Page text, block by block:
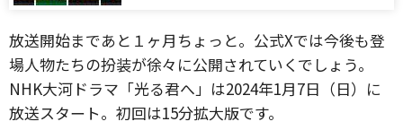
放送開始まであと１ヶ月ちょっと。公式Xでは今後も登
場人物たちの扮装が徐々に公開されていくでしょう。
NHK大河ドラマ「光る君へ」は2024年1月7日（日）に
放送スタート。初回は15分拡大版です。